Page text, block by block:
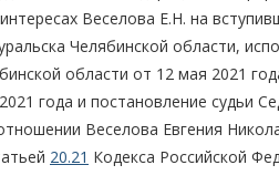
Веселова Е.Н. на
Челябинской области,
области от 12 мая 2021
года и постановление судьи
Веселова Евгения
20.21 Кодекса Российской